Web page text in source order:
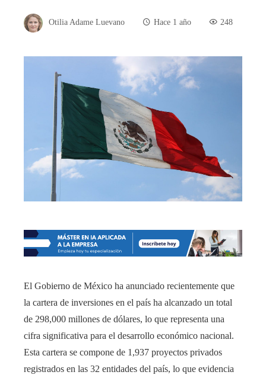
Otilia Adame Luevano Hace 1 año 248
El Gobierno de México ha anunciado recientemente que
la cartera de inversiones en el país ha alcanzado un total
de 298,000 millones de dólares, lo que representa una
cifra significativa para el desarrollo económico nacional.
Esta cartera se compone de 1,937 proyectos privados
registrados en las 32 entidades del país, lo que evidencia